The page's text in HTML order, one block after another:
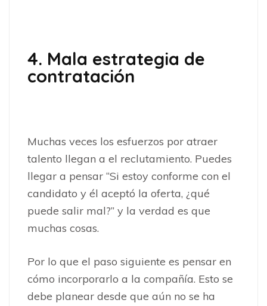
4. Mala estrategia de
contratación
Muchas veces los esfuerzos por atraer
talento llegan a el reclutamiento. Puedes
llegar a pensar “Si estoy conforme con el
candidato y él aceptó la oferta, ¿qué
puede salir mal?” y la verdad es que
muchas cosas.
Por lo que el paso siguiente es pensar en
cómo incorporarlo a la compañía. Esto se
debe planear desde que aún no se ha